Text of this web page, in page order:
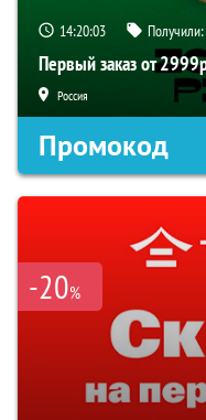
14:20:02 Получили:
Первый заказ от
Россия
Промокод
-20%